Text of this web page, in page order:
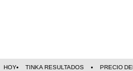
HOY TINKA RESULTADOS PRECIO